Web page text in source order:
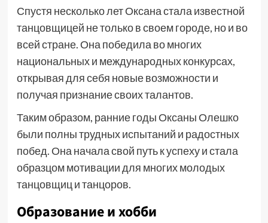
Спустя несколько лет Оксана стала известной
танцовщицей не только в своем городе, но и во
всей стране. Она победила во многих
национальных и международных конкурсах,
открывая для себя новые возможности и
получая признание своих талантов.
Таким образом, ранние годы Оксаны Олешко
были полны трудных испытаний и радостных
побед. Она начала свой путь к успеху и стала
образцом мотивации для многих молодых
танцовщиц и танцоров.
Образование и хобби